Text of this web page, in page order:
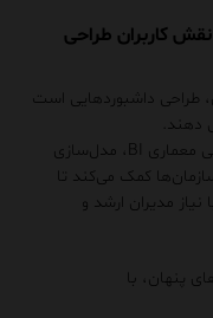
کاربران طراحی
طراحی داشبوردهایی است
دهند.
با تجربه در طراحی معماری BI، مدل‌سازی
کمک می‌کند تا
مدیران ارشد و
پنهان، با